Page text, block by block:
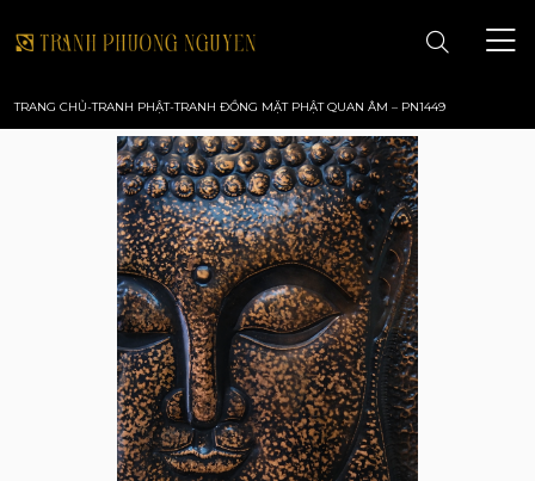
TRANG CHỦ
GIỚI THIỆU
TRANH PHONG CẢNH
TRANH PHONG THỦY
TRANH HOA
TRANG CHỦ-TRANH PHẬT-TRANH ĐỒNG MẶT PHẬT QUAN ÂM – PN1449